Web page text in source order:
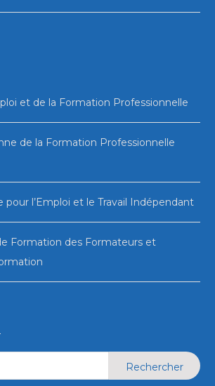
et de la Formation Professionnelle
de la Formation Professionnelle
pour l’Emploi et le Travail Indépendant
Formation des Formateurs et